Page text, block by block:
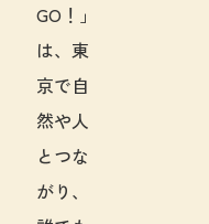
GO！」
は、東
京で自
然や人
とつな
がり、